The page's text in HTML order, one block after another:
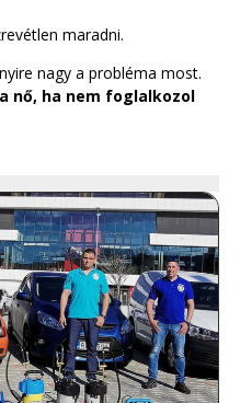
maradni.
nagy a probléma most.
nő, ha nem foglalkozol